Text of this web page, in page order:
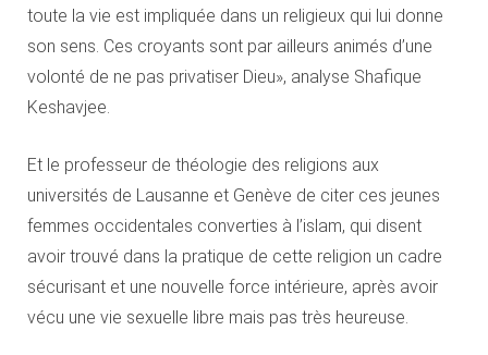
toute la vie est impliquée dans un religieux qui lui donne
son sens. Ces croyants sont par ailleurs animés d’une
volonté de ne pas privatiser Dieu», analyse Shafique
Keshavjee.
Et le professeur de théologie des religions aux
universités de Lausanne et Genève de citer ces jeunes
femmes occidentales converties à l’islam, qui disent
avoir trouvé dans la pratique de cette religion un cadre
sécurisant et une nouvelle force intérieure, après avoir
vécu une vie sexuelle libre mais pas très heureuse.